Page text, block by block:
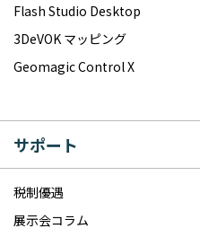
Flash Studio Desktop
3DeVOK マッピング
Geomagic Control X
サポート
税制優遇
展示会コラム